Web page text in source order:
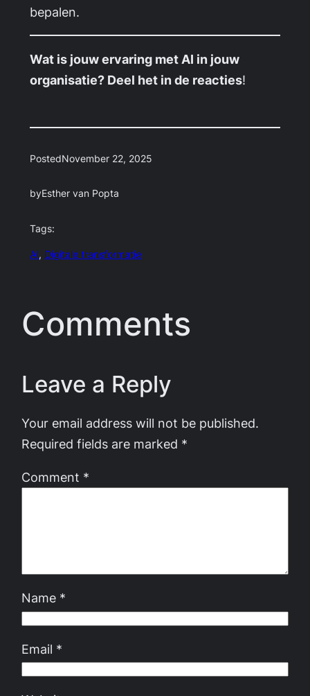
bepalen.
Wat is jouw ervaring met AI in jouw
organisatie? Deel het in de reacties!
PostedNovember 22, 2025
byEsther van Popta
Tags:
AI, Digitale transformatie
Comments
Leave a Reply
Your email address will not be published.
Required fields are marked *
Comment *
Name *
Email *